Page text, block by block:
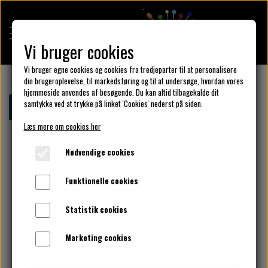
KULÖR DESIGN
DESIGN DIN KJOLE
UNIKA PAKKER
KLAR PARAT
Forside Bomuldsjersey - drager
Vi bruger cookies
Vi bruger egne cookies og cookies fra tredjeparter til at personalisere
din brugeroplevelse, til markedsføring og til at undersøge, hvordan vores
hjemmeside anvendes af besøgende. Du kan altid tilbagekalde dit
samtykke ved at trykke på linket 'Cookies' nederst på siden.
Læs mere om cookies her
Nødvendige cookies
Funktionelle cookies
Statistik cookies
Marketing cookies